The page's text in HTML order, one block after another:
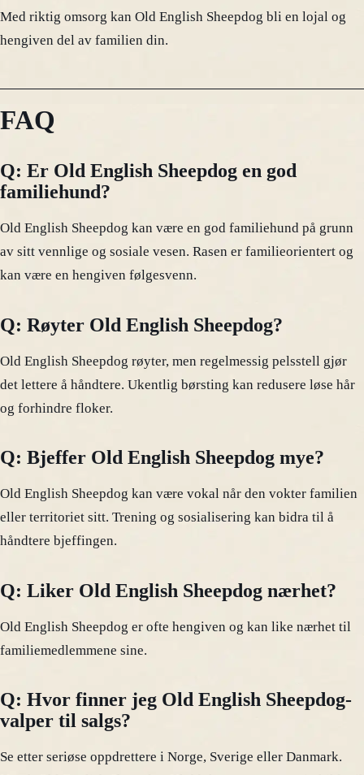
Med riktig omsorg kan Old English Sheepdog bli en lojal og
hengiven del av familien din.
FAQ
Q: Er Old English Sheepdog en god
familiehund?
Old English Sheepdog kan være en god familiehund på grunn
av sitt vennlige og sosiale vesen. Rasen er familieorientert og
kan være en hengiven følgesvenn.
Q: Røyter Old English Sheepdog?
Old English Sheepdog røyter, men regelmessig pelsstell gjør
det lettere å håndtere. Ukentlig børsting kan redusere løse hår
og forhindre floker.
Q: Bjeffer Old English Sheepdog mye?
Old English Sheepdog kan være vokal når den vokter familien
eller territoriet sitt. Trening og sosialisering kan bidra til å
håndtere bjeffingen.
Q: Liker Old English Sheepdog nærhet?
Old English Sheepdog er ofte hengiven og kan like nærhet til
familiemedlemmene sine.
Q: Hvor finner jeg Old English Sheepdog-
valper til salgs?
Se etter seriøse oppdrettere i Norge, Sverige eller Danmark.